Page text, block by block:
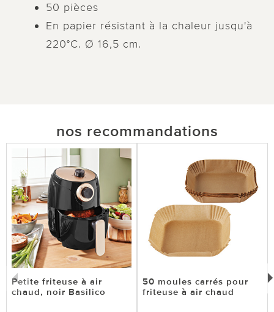
50 pièces
En papier résistant à la chaleur jusqu'à
220°C. Ø 16,5 cm.
nos recommandations
Petite friteuse à air
chaud, noir Basilico
50 moules carrés pour
friteuse à air chaud